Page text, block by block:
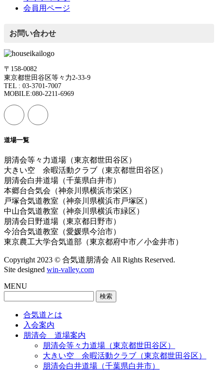
会員用ページ
お問い合わせ
〒158-0082
東京都世田谷区等々力2-33-9
TEL : 03-3701-7007
MOBILE:080-2211-6969
道場一覧
朋清会等々力道場（東京都世田谷区）
大きい空 余暇活動クラブ（東京都世田谷区）
朋清会白井道場（千葉県白井市）
本郷台合気会（神奈川県横浜市栄区）
戸塚合気道教室（神奈川県横浜市戸塚区）
中山合気道教室（神奈川県横浜市緑区）
朋清会日野道場（東京都日野市）
今治合気道教室（愛媛県今治市）
東京農工大学合気道部（東京都府中市／小金井市）
Copyright 2023 © 合気道朋清会 All Rights Reserved.
Site designed win-valley.com
MENU
合気道とは
入会案内
朋清会 道場案内
朋清会等々力道場（東京都世田谷区）
大きい空 余暇活動クラブ（東京都世田谷区）
朋清会白井道場（千葉県白井市）